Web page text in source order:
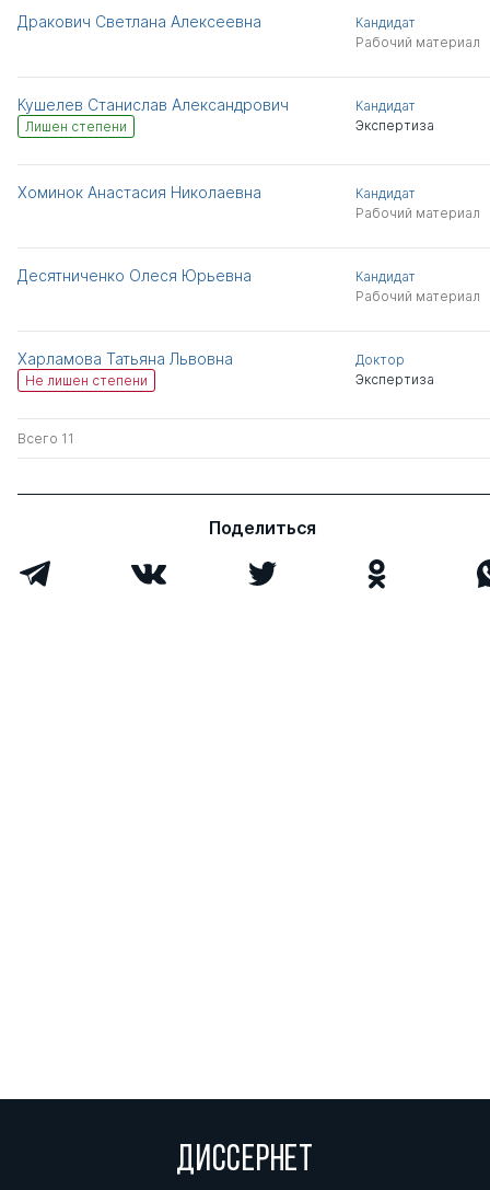
Дракович Светлана Алексеевна
Кандидат
Рабочий материал
Кушелев Станислав Александрович
Лишен степени
Кандидат
Экспертиза
Хоминок Анастасия Николаевна
Кандидат
Рабочий материал
Десятниченко Олеся Юрьевна
Кандидат
Рабочий материал
Харламова Татьяна Львовна
Не лишен степени
Доктор
Экспертиза
Всего 11
Поделиться
ДИССЕРНЕТ